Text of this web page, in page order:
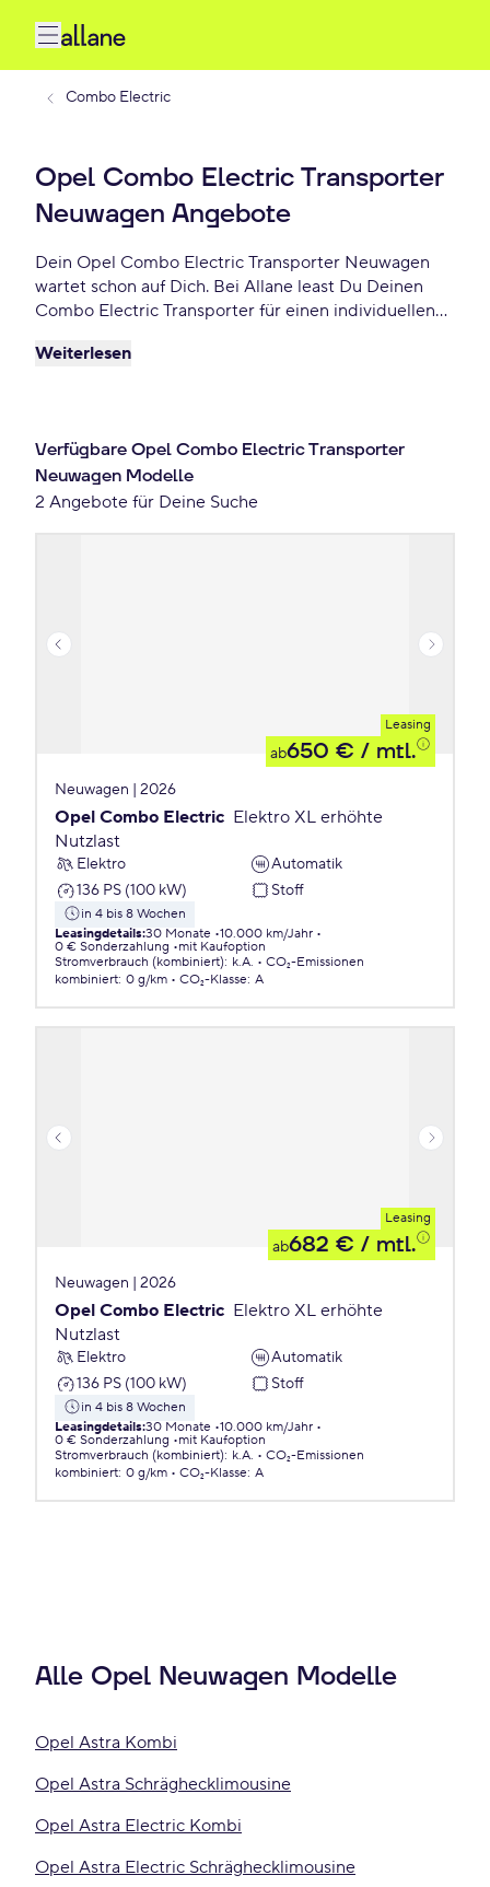
Combo Electric
Opel Combo Electric Transporter
Neuwagen Angebote
Dein Opel Combo Electric Transporter Neuwagen
wartet schon auf Dich. Bei Allane least Du Deinen
Combo Electric Transporter für einen individuellen
Du Dein Combo Electric Transporter kaufen
Weiterlesen
Verfügbare Opel Combo Electric Transporter
Neuwagen Modelle
2 Angebote für Deine Suche
Leasing
ab650 € / mtl.
Neuwagen | 2026
Opel Combo Electric Elektro XL erhöhte
Nutzlast
Elektro
Automatik
136 PS (100 kW)
Stoff
in 4 bis 8 Wochen
Leasingdetails:30 Monate 10.000 km/Jahr
0 € Sonderzahlung
mit Kaufoption
Stromverbrauch (kombiniert): k.A.
CO₂-Emissionen
kombiniert: 0 g/km CO₂-Klasse: A
Leasing
ab682 € / mtl.
Neuwagen | 2026
Opel Combo Electric Elektro XL erhöhte
Nutzlast
Elektro
Automatik
136 PS (100 kW)
Stoff
in 4 bis 8 Wochen
Leasingdetails:30 Monate 10.000 km/Jahr
0 € Sonderzahlung
mit Kaufoption
Stromverbrauch (kombiniert): k.A.
CO₂-Emissionen
kombiniert: 0 g/km CO₂-Klasse: A
Alle Opel Neuwagen Modelle
Opel Astra Kombi
Opel Astra Schräghecklimousine
Opel Astra Electric Kombi
Opel Astra Electric Schräghecklimousine